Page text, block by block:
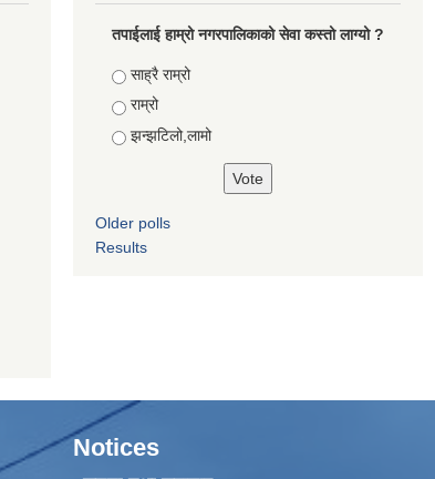
तपाईलाई हाम्रो नगरपालिकाको सेवा कस्तो लाग्यो ?
Choices
साह्रै राम्रो
राम्रो
झन्झटिलो,लामो
Older polls
Results
Notices